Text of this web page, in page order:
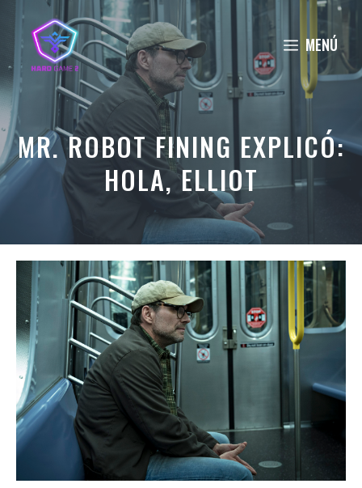
contenido
MENÚ
MR. ROBOT FINING EXPLICÓ:
HOLA, ELLIOT